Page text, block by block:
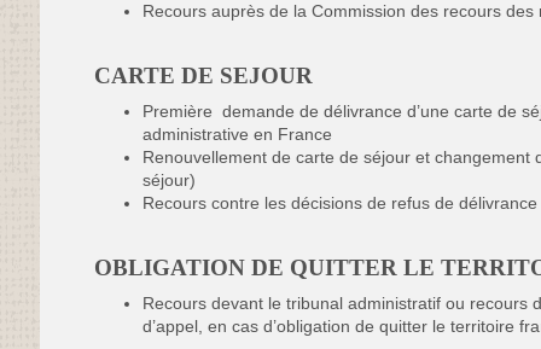
Recours auprès de la Commission des recours des
CARTE DE SEJOUR
Première demande de délivrance d’une carte de
administrative en France
Renouvellement de carte de séjour et changement
séjour)
Recours contre les décisions de refus de
OBLIGATION DE QUITTER LE
Recours devant le tribunal administratif ou recours
d’appel, en cas d’obligation de quitter le territoire